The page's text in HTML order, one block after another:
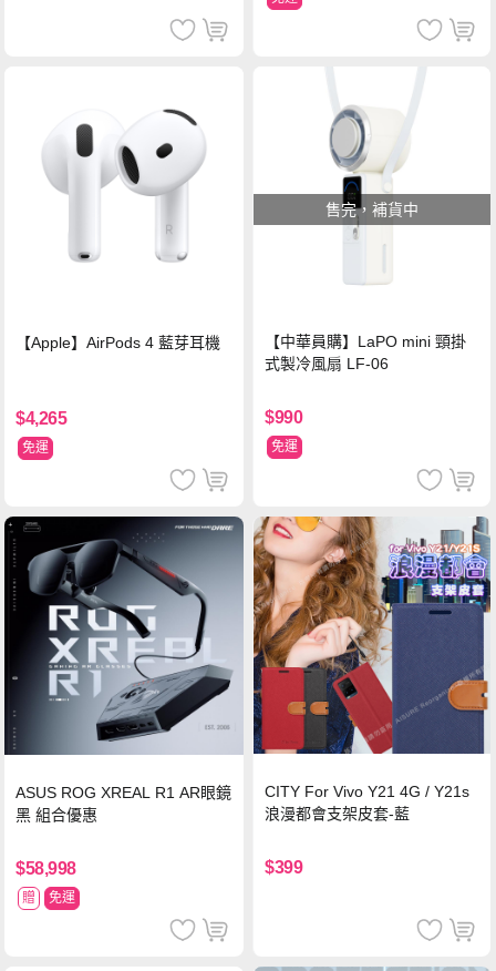
【Apple】AirPods 4 藍芽耳機
$4,265
免運
售完，補貨中
【中華員購】LaPO mini 頸掛
式製冷風扇 LF-06
$990
免運
ASUS ROG XREAL R1 AR眼鏡
黑 組合優惠
$58,998
贈 免運
CITY For Vivo Y21 4G / Y21s
浪漫都會支架皮套-藍
$399